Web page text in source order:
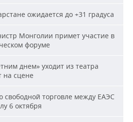
ожидается до +31 градуса
Монголии примет участие в
форуме
днем» уходит из театра
на сцене
свободной торговле между ЕАЭС
6 октября